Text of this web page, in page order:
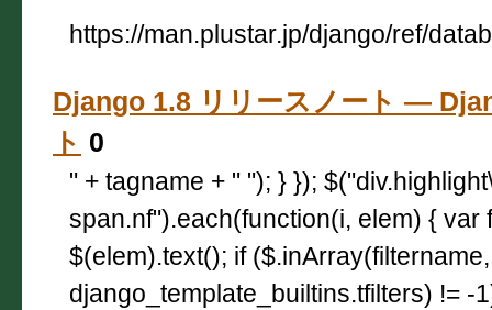
https://man.plustar.jp/django/ref/
Django 1.8 リリースノート —
ト 0
" + tagname + " "); } });
span.nf").each(function(i, elem) { var
$(elem).text(); if ($.inArray(filtername,
django_template_builtins.tfilters) != -